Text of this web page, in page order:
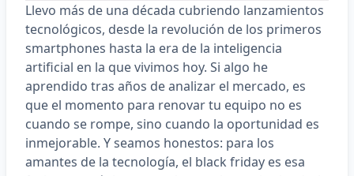
Llevo más de una década cubriendo lanzamientos
tecnológicos, desde la revolución de los primeros
smartphones hasta la era de la inteligencia
artificial en la que vivimos hoy. Si algo he
aprendido tras años de analizar el mercado, es
que el momento para renovar tu equipo no es
cuando se rompe, sino cuando la oportunidad es
inmejorable. Y seamos honestos: para los
amantes de la tecnología, el black friday es esa